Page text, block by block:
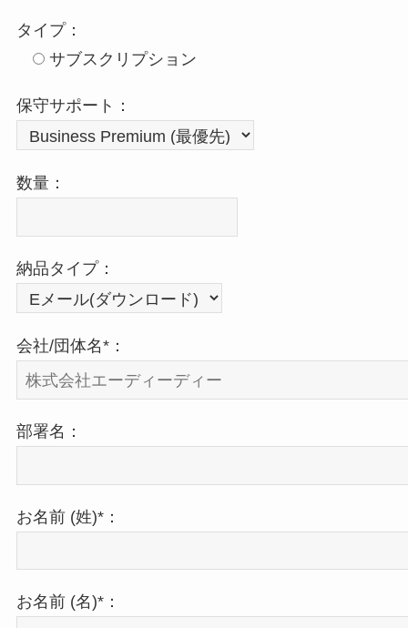
タイプ：
サブスクリプション
保守サポート：
数量：
納品タイプ：
会社/団体名*：
部署名：
お名前 (姓)*：
お名前 (名)*：